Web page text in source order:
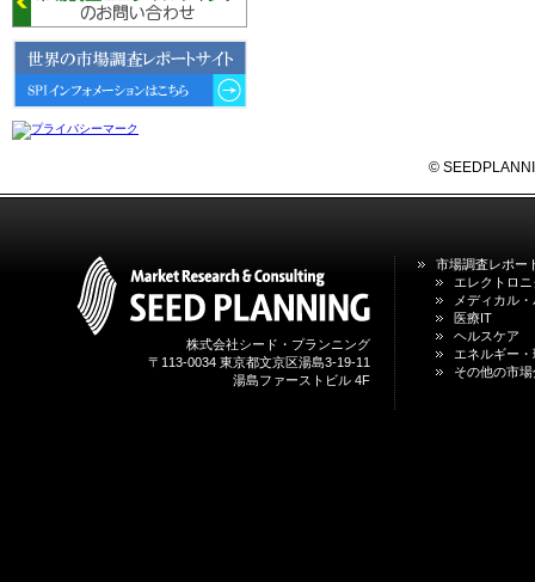
2026年06月01日
6月1日、「2026-27年版 5G SA、
6GにおけるIoT／サービス市場の
動向 」を発刊しました。
2026年04月30日
4月30日、「2026年版 オンライン
1月31日、「DXが加速するMCI・
認知症ケア支援サービスの現状と
今後の方向性 」を発刊しました。
1月13日、「営業支援DXにおける
名刺管理サービスの最新動向2026
©
株式会社シード・プランニング
〒113-0034 東京都文京区湯島3-19-11
湯島ファーストビル 4F
市場調査レポー
エレクトロ
メディカル
医療IT
ヘルスケア
エネルギー
その他の市